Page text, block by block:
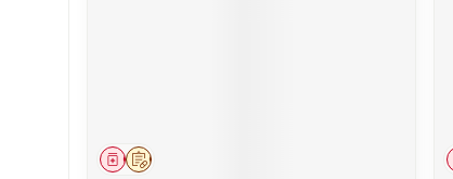
Op voorschrift
Geneesmiddel